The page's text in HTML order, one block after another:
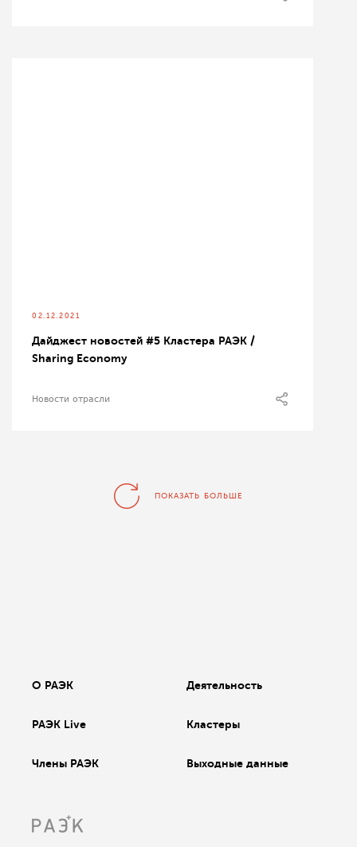
02.12.2021
Дайджест новостей #5 Кластера РАЭК /
Sharing Economy
Новости отрасли
ПОКАЗАТЬ БОЛЬШЕ
О РАЭК Деятельность
РАЭК Live Кластеры
Члены РАЭК Выходные данные